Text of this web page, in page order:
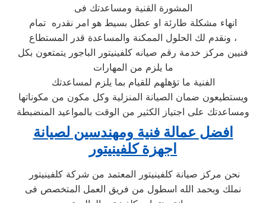
المشورة القنية ومساعدتك فى
انهاء مشكلة طارئة او عطل بسيط هو امر نقدره تمام
ونقدم لك الحلول الممكنة والمساعدة قدر المستطاع ،
فنيين مركز خدمة رقم صيانه كلفينيتور الباجور يتمتعون بكل
ما يلزم من المهارات
الفنية ما تؤهلهم للقيام بما يلزم لمساعدتك
ويستطيعون ضمان الصيانة المنزلية وكل مكون من مكوناتها
ومساعدتك على اجتياز الكثير من الوقت بالمواعيد المنضبطة
افضل عمالة فنية ومهندسين لصيانة
اجهزة كلفينيتور
نملك وبحمد الله اسطول من فريق العمل المتخصص فى